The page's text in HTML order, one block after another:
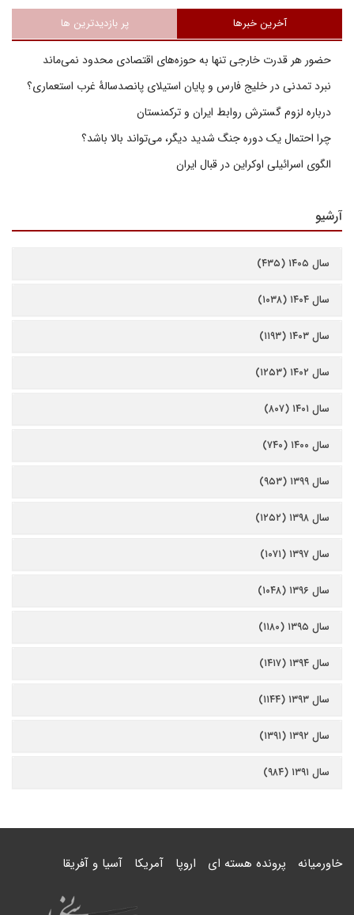
آخرین خبرها پر بازدیدترین ها
حضور هر قدرت خارجی تنها به حوزه‌های اقتصادی محدود نمی‌ماند
نبرد تمدنی در خلیج فارس و پایان استیلای پانصدسالۀ غرب استعماری؟
درباره لزوم گسترش روابط ایران و ترکمنستان
چرا احتمال یک دوره جنگ شدید دیگر، می‌تواند بالا باشد؟
الگوی اسرائیلی اوکراین در قبال ایران
آرشیو
سال ۱۴۰۵ (۴۳۵)
سال ۱۴۰۴ (۱۰۳۸)
سال ۱۴۰۳ (۱۱۹۳)
سال ۱۴۰۲ (۱۲۵۳)
سال ۱۴۰۱ (۸۰۷)
سال ۱۴۰۰ (۷۴۰)
سال ۱۳۹۹ (۹۵۳)
سال ۱۳۹۸ (۱۲۵۲)
سال ۱۳۹۷ (۱۰۷۱)
سال ۱۳۹۶ (۱۰۴۸)
سال ۱۳۹۵ (۱۱۸۰)
سال ۱۳۹۴ (۱۴۱۷)
سال ۱۳۹۳ (۱۱۴۴)
سال ۱۳۹۲ (۱۳۹۱)
سال ۱۳۹۱ (۹۸۴)
خاورمیانه پرونده هسته ای اروپا آمریکا آسیا و آفریقا